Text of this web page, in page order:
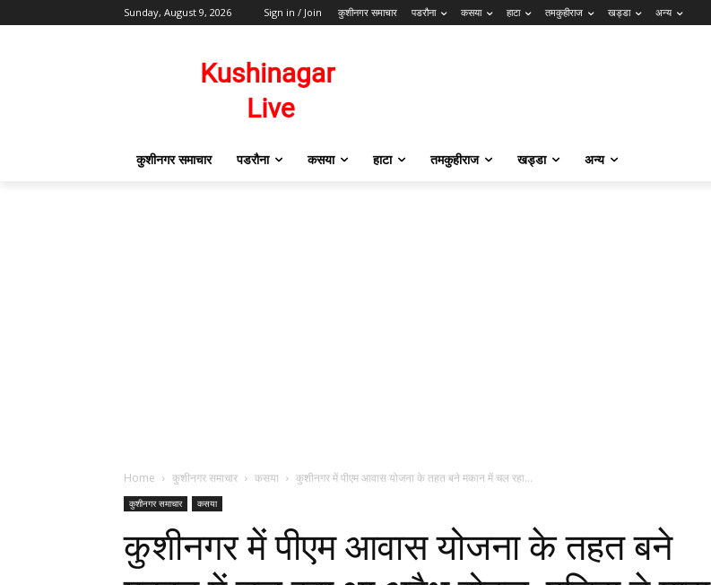
Sunday, August 9, 2026 Sign in / Join कुशीनगर समाचार पडरौना कसया हाटा तमकुहीराज खड्डा अन्य
कुशीनगर समाचार पडरौना कसया हाटा तमकुहीराज खड्डा अन्य
Home कुशीनगर समाचार कसया कुशीनगर में पीएम आवास योजना के तहत बने मकान में चल रहा...
कुशीनगर समाचार कसया
कुशीनगर में पीएम आवास योजना के तहत बने